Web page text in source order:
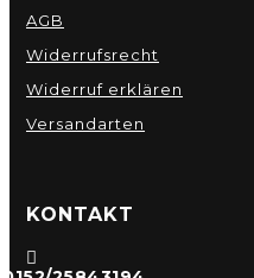
AGB
Widerrufsrecht
Widerruf erklären
Versandarten
KONTAKT
